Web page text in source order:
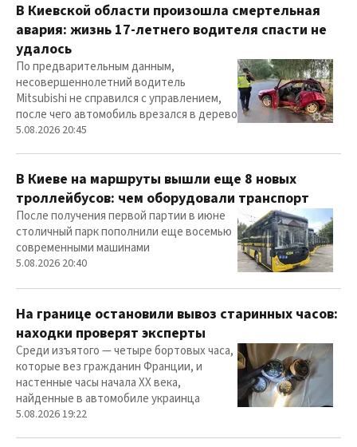
В Киевской области произошла смертельная
авария: жизнь 17-летнего водителя спасти не
удалось
По предварительным данным,
несовершеннолетний водитель
Mitsubishi не справился с управлением,
после чего автомобиль врезался в дерево
5.08.2026 20:45
В Киеве на маршруты вышли еще 8 новых
троллейбусов: чем оборудовали транспорт
После получения первой партии в июне
столичный парк пополнили еще восемью
современными машинами
5.08.2026 20:40
На границе остановили вывоз старинных часов:
находки проверят эксперты
Среди изъятого — четыре бортовых часа,
которые вез гражданин Франции, и
настенные часы начала ХХ века,
найденные в автомобиле украинца
5.08.2026 19:22